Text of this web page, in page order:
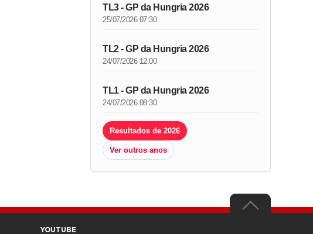
TL3 - GP da Hungria 2026
25/07/2026 07:30
TL2 - GP da Hungria 2026
24/07/2026 12:00
TL1 - GP da Hungria 2026
24/07/2026 08:30
Resultados de 2026
Ver outros anos
YOUTUBE